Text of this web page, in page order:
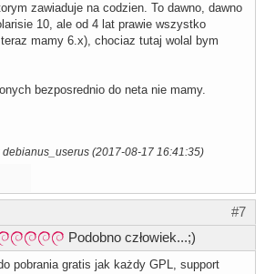
zawiaduje na codzien. To dawno, dawno
10, ale od 4 lat prawie wszystko
mamy 6.x), chociaz tutaj wolal bym
bezposrednio do neta nie mamy.
(2017-08-17 16:41:35)
#7
Podobno człowiek...;)
pobrania gratis jak każdy GPL, support